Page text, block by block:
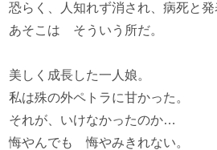
恐らく、人知れず消され、病死と発
あそこは そういう所だ。
美しく成長した一人娘。
私は殊の外ペトラに甘かった。
それが、いけなかったのか…
悔やんでも 悔やみきれない。